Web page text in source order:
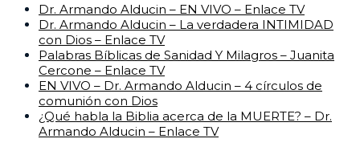
Dr. Armando Alducin – EN VIVO – Enlace TV
Dr. Armando Alducin – La verdadera INTIMIDAD
con Dios – Enlace TV
Palabras Bíblicas de Sanidad Y Milagros – Juanita
Cercone – Enlace TV
EN VIVO – Dr. Armando Alducin – 4 círculos de
comunión con Dios
¿Qué habla la Biblia acerca de la MUERTE? – Dr.
Armando Alducin – Enlace TV